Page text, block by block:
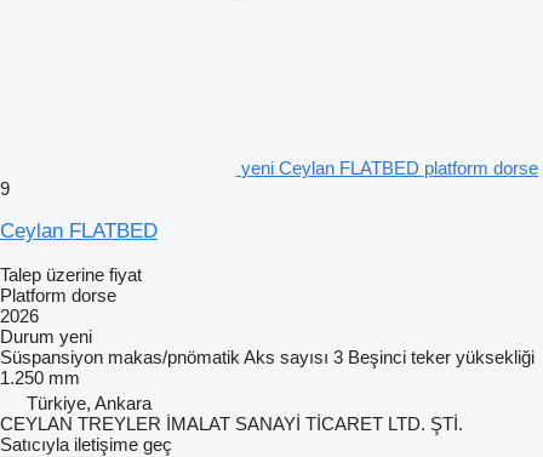
yeni Ceylan FLATBED platform dorse
9
Ceylan FLATBED
Talep üzerine fiyat
Platform dorse
2026
Durum yeni
Süspansiyon makas/pnömatik Aks sayısı 3 Beşinci teker yüksekliği
1.250 mm
Türkiye, Ankara
CEYLAN TREYLER İMALAT SANAYİ TİCARET LTD. ŞTİ.
Satıcıyla iletişime geç